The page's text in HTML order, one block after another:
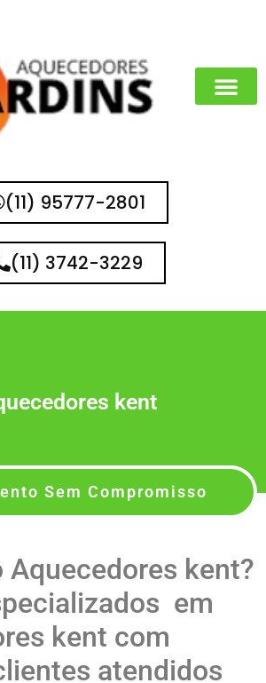
(11) 95777-2801
(11) 3742-3229
kent
Sem Compromisso
Aquecedores kent?
em
kent com
atendidos